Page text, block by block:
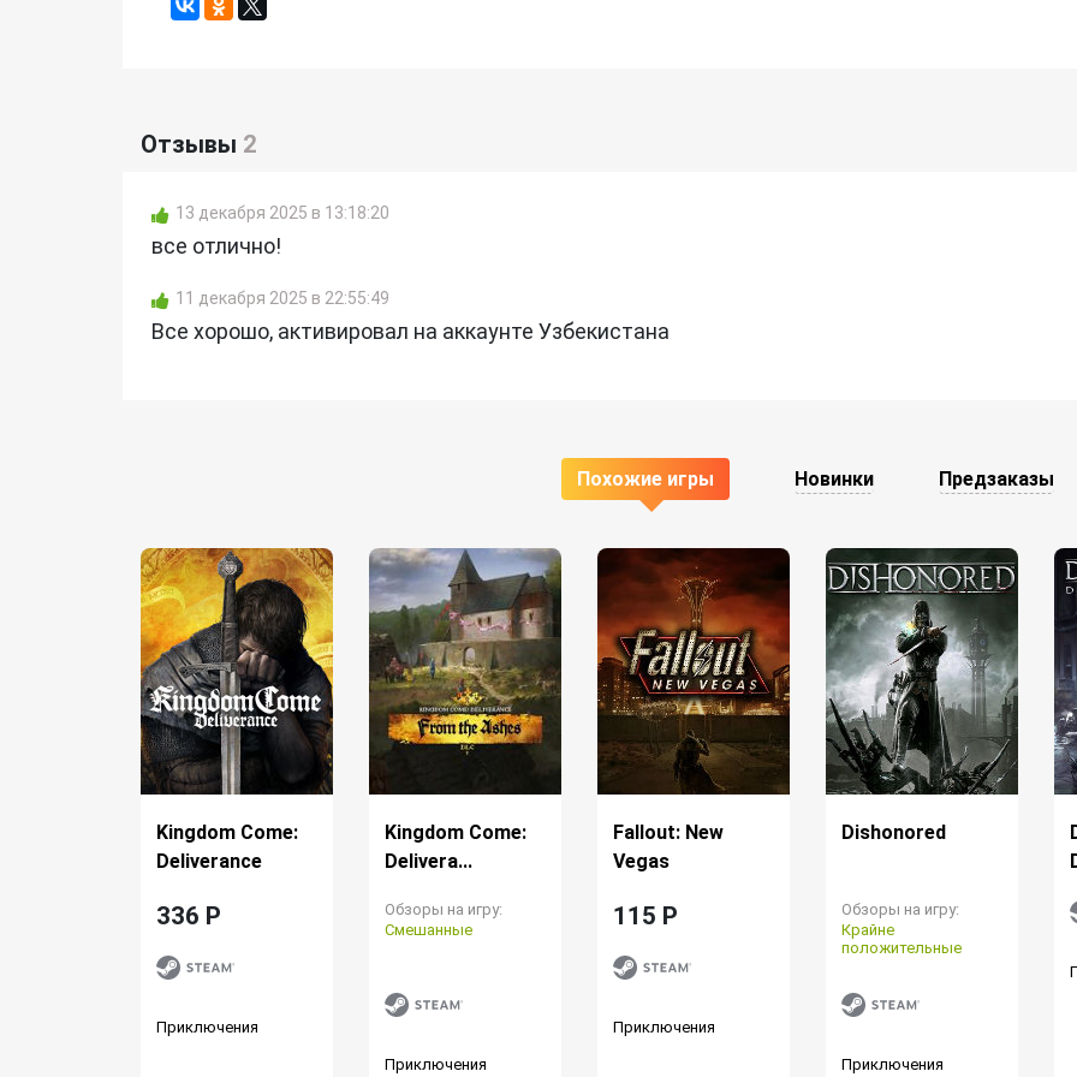
Отзывы 2
13 декабря 2025 в 13:18:20
все отлично!
11 декабря 2025 в 22:55:49
Все хорошо, активировал на аккаунте Узбекистана
Похожие игры Новинки Предзаказы
Kingdom Come:
Deliverance
336 P
Приключения
Kingdom Come:
Delivera...
Обзоры на игру:
Смешанные
Приключения
Fallout: New
Vegas
115 P
Приключения
Dishonored
Обзоры на игру:
Крайне
положительные
Приключения